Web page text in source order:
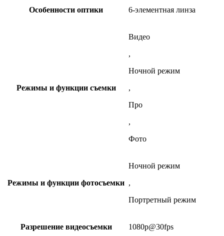
Особенности оптики 6-элементная линза
Режимы и функции съемки
Видео
,
Ночной режим
,
Про
,
Фото
Режимы и функции фотосъемки
Ночной режим
,
Портретный режим
Разрешение видеосъемки 1080p@30fps